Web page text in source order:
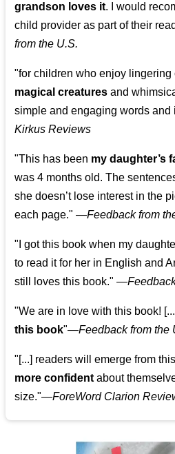
grandson loves it. I would
child provider as part of their
from the U.S.
"for children who enjoy lingering
magical creatures and
simple and engaging words
Kirkus Reviews
"This has been my daughter’s
was 4 months old. The
she doesn’t lose interest in the
each page." —Feedback from
"I got this book when my
to read it for her in English and
still loves this book." —
"We are in love with this book!
this book"—Feedback from the
"[...] readers will emerge from
more confident about
size."—ForeWord Clarion